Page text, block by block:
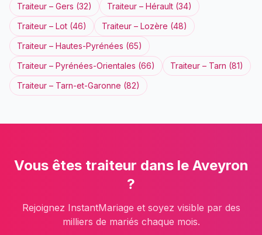
Traiteur – Gers (32) Traiteur – Hérault (34)
Traiteur – Lot (46) Traiteur – Lozère (48)
Traiteur – Hautes-Pyrénées (65)
Traiteur – Pyrénées-Orientales (66) Traiteur – Tarn (81)
Traiteur – Tarn-et-Garonne (82)
Vous êtes traiteur dans le Aveyron
?
Rejoignez InstantMariage et soyez visible par des
milliers de mariés chaque mois.